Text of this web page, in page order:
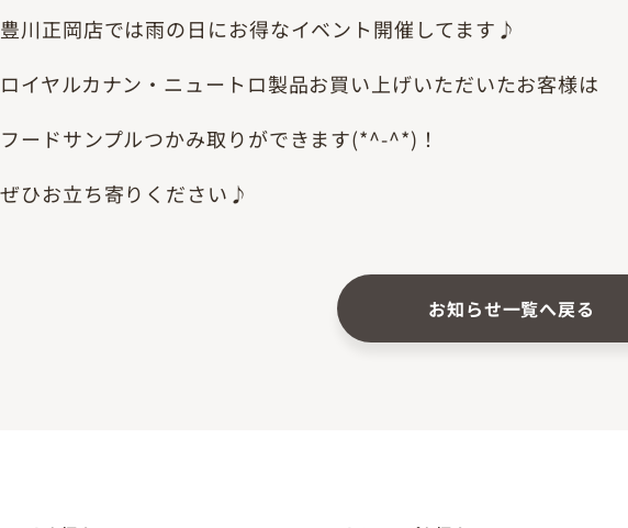
豊川正岡店では雨の日にお得なイベント開催してます♪
ロイヤルカナン・ニュートロ製品お買い上げいただいたお客様は
フードサンプルつかみ取りができます(*^-^*)！
ぜひお立ち寄りください♪
お知らせ一覧へ戻る